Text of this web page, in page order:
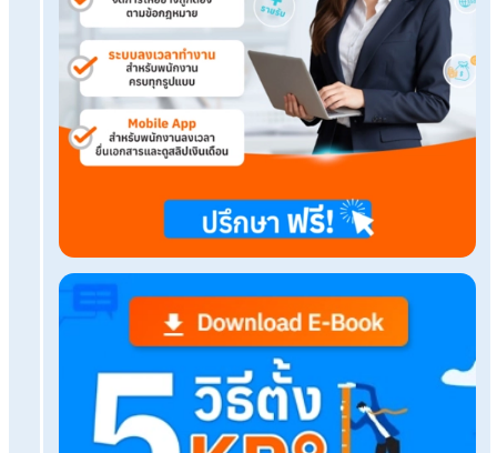
ปัญหาทำเงินเดือนยุ่งยาก? รับจ้างทำเงินเดือนช่วยได้!
หมดปัญหาปรับเงินเดือนผิดพลาด ด้วยการใช้บริกา
เงินเดือน